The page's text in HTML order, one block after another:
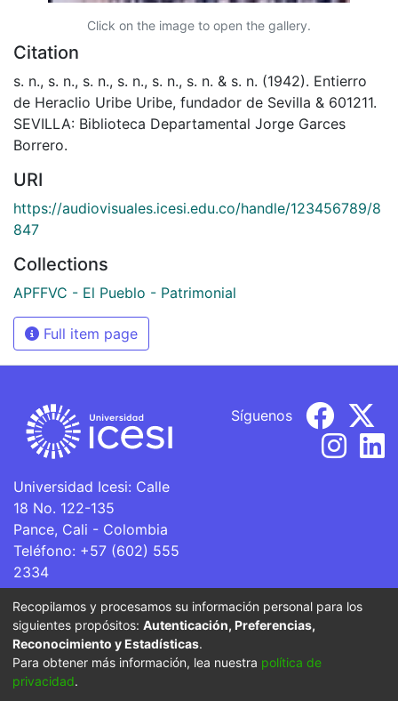
Click on the image to open the gallery.
Citation
s. n., s. n., s. n., s. n., s. n., s. n. & s. n. (1942). Entierro
de Heraclio Uribe Uribe, fundador de Sevilla & 601211.
SEVILLA: Biblioteca Departamental Jorge Garces
Borrero.
URI
https://audiovisuales.icesi.edu.co/handle/123456789/8
847
Collections
APFFVC - El Pueblo - Patrimonial
Full item page
Universidad Icesi: Calle
18 No. 122-135
Pance, Cali - Colombia
Teléfono: +57 (602) 555
2334
ventanillaunica@icesi.edu.co
Síguenos
La Universidad Icesi es una Institución de Educación
Superior que se encuentra sujeta a inspección y vigilancia
por parte del Ministerio de Educación Nacional.
Recopilamos y procesamos su información personal para los
siguientes propósitos: Autenticación, Preferencias,
Reconocimiento y Estadísticas.
Para obtener más información, lea nuestra política de
privacidad.